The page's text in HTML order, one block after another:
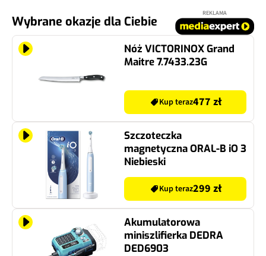
Wybrane okazje dla Ciebie
REKLAMA
Nóż VICTORINOX Grand
Maitre 7.7433.23G
Kup teraz477 zł
Szczoteczka
magnetyczna ORAL-B iO 3
Niebieski
Kup teraz299 zł
Akumulatorowa
miniszlifierka DEDRA
DED6903